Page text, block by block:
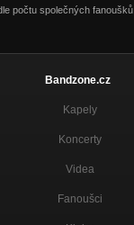
počtu společných fanoušků.
Bandzone.cz
Kapely
Koncerty
Videa
Fanoušci